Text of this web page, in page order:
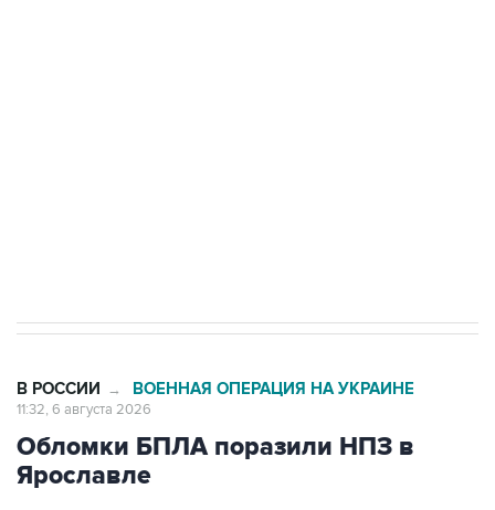
В РОССИИ → ВОЕННАЯ ОПЕРАЦИЯ НА УКРАИНЕ
11:32, 6 августа 2026
Обломки БПЛА поразили НПЗ в
Ярославле